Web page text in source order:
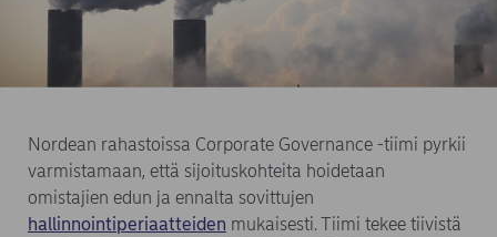
Nordean rahastoissa Corporate Governance -tiimi pyrkii
varmistamaan, että sijoituskohteita hoidetaan
omistajien edun ja ennalta sovittujen
hallinnointiperiaatteiden mukaisesti. Tiimi tekee tiivistä